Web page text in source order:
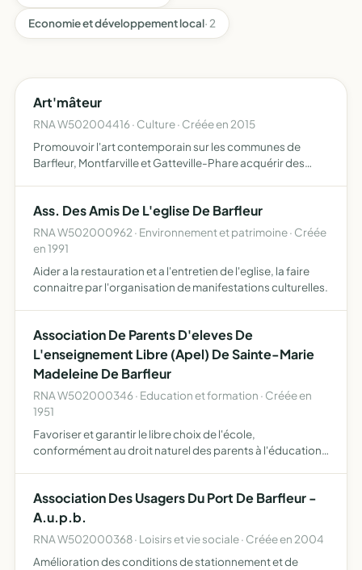
Economie et développement local· 2
Art'mâteur
RNA W502004416 · Culture · Créée en 2015
Promouvoir l'art contemporain sur les communes de
Barfleur, Montfarville et Gatteville-Phare acquérir des
Ass. Des Amis De L'eglise De Barfleur
RNA W502000962 · Environnement et patrimoine · Créée
en 1991
Aider a la restauration et a l'entretien de l'eglise, la faire
connaitre par l'organisation de manifestations culturelles.
Association De Parents D'eleves De
L'enseignement Libre (Apel) De Sainte-Marie
Madeleine De Barfleur
RNA W502000346 · Education et formation · Créée en
1951
Favoriser et garantir le libre choix de l'école,
conformément au droit naturel des parents à l'éducation
catholiq…
Association Des Usagers Du Port De Barfleur -
A.u.p.b.
RNA W502000368 · Loisirs et vie sociale · Créée en 2004
Amélioration des conditions de stationnement et de